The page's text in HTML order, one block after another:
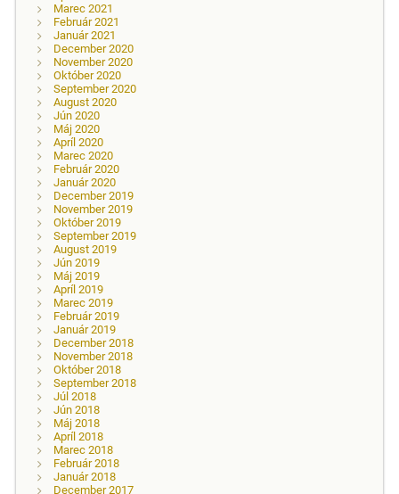
Marec 2021
Február 2021
Január 2021
December 2020
November 2020
Október 2020
September 2020
August 2020
Jún 2020
Máj 2020
Apríl 2020
Marec 2020
Február 2020
Január 2020
December 2019
November 2019
Október 2019
September 2019
August 2019
Jún 2019
Máj 2019
Apríl 2019
Marec 2019
Február 2019
Január 2019
December 2018
November 2018
Október 2018
September 2018
Júl 2018
Jún 2018
Máj 2018
Apríl 2018
Marec 2018
Február 2018
Január 2018
December 2017